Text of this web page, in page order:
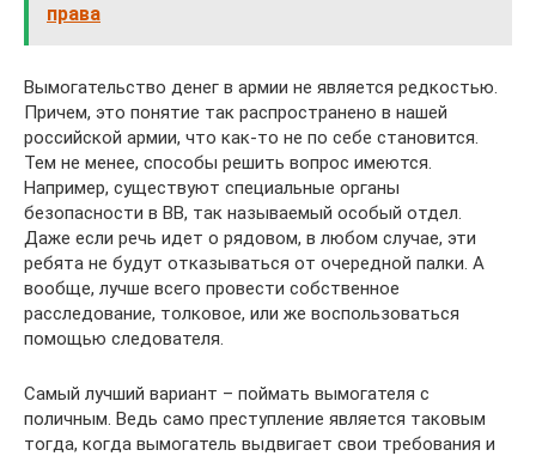
права
Вымогательство денег в армии не является редкостью.
Причем, это понятие так распространено в нашей
российской армии, что как-то не по себе становится.
Тем не менее, способы решить вопрос имеются.
Например, существуют специальные органы
безопасности в ВВ, так называемый особый отдел.
Даже если речь идет о рядовом, в любом случае, эти
ребята не будут отказываться от очередной палки. А
вообще, лучше всего провести собственное
расследование, толковое, или же воспользоваться
помощью следователя.
Самый лучший вариант – поймать вымогателя с
поличным. Ведь само преступление является таковым
тогда, когда вымогатель выдвигает свои требования и